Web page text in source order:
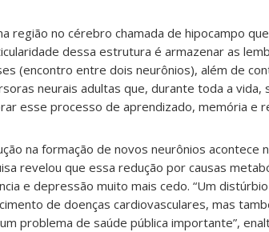
região no cérebro chamada de hipocampo
dessa estrutura é armazenar as
(encontro entre dois neurônios), além de
neurais adultas que, durante toda a
esse processo de aprendizado, memória e
na formação de novos neurônios
revelou que essa redução por causas
e depressão muito mais cedo. “Um
de doenças cardiovasculares, mas
problema de saúde pública importante”,